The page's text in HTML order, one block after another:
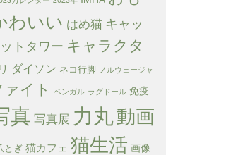
わいい はめ猫 キャッ
トタワー キャラクタ
ダイソン ネコ行脚 ノルウェージャ
ァイト ベンガル ラグドール 免疫
真 写真展 力丸動画
とぎ 猫カフェ 猫生活 画像